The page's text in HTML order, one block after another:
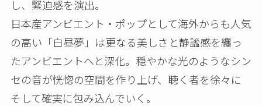
し、緊迫感を演出。
日本産アンビエント・ポップとして海外からも人気
の高い「白昼夢」は更なる美しさと静謐感を纏っ
たアンビエントへと深化。穏やかな光のようなシン
セの音が恍惚の空間を作り上げ、聴く者を徐々に
そして確実に包み込んでいく。